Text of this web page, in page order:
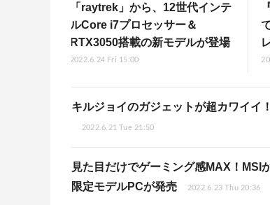
「raytrek」から、12世代インテ
ルCore i7プロセッサー＆
RTX3050搭載の新モデルが登場
2022.6.24 Fri 15:00
キルジョイのガジェットが超カワイイ
2022.6.21 Tue 21:50
見た目だけでゲーミング感MAX！
限定モデルPCが発売
2022.6.23 Thu 20:36